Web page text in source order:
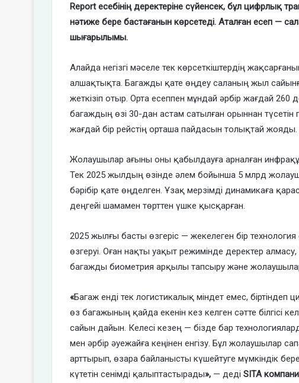
Report есебінің деректеріне сүйенсек, бұл цифрлық
нәтиже бере бастағанын көрсетеді. Аталған есеп —
шығарылымы.
Алайда негізгі мәселе тек көрсеткіштердің
алшақтықта. Багажды қате өңдеу саланың жыл
жеткізіп отыр. Орта есеппен мұндай әрбір жағдай 260
багаждың өзі 30-дан астам сатылған орыннан
жағдай бір рейстің орташа пайдасын толықтай жояды.
Жолаушылар ағыны оны қабылдауға арналған
Тек 2025 жылдың өзінде әлем бойынша 5 млрд
бәрібір қате өңделген. Ұзақ мерзімді динамикаға
деңгейі шамамен төрттен үшке қысқарған.
2025 жылғы басты өзгеріс — жекелеген бір
өзгеруі. Оған нақты уақыт режимінде деректер алмасу,
багажды биометрия арқылы тапсыру және
«Багаж енді тек логистикалық міндет емес,
өз багажының қайда екенін кез келген сәтте білгісі
сайын дайын. Келесі кезең — бізде бар
мен әрбір әуежайға кеңінен енгізу. Бұл жолаушылар
арттырып, өзара байланысты күшейтуге мүмкіндік
күтетін сенімді қалыптастырады», — деді SITA